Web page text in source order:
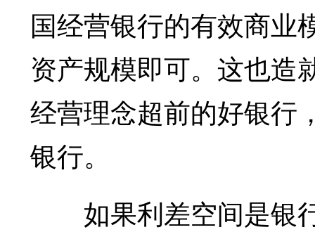
国经营银行的有效商业
资产规模即可。这也造
经营理念超前的好银行
银行。
如果利差空间是银